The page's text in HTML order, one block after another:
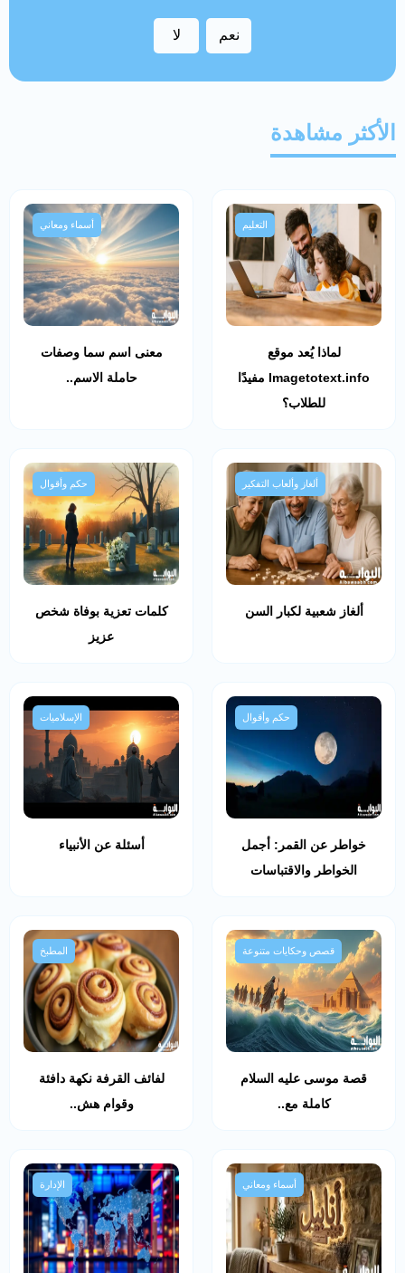
نعم لا
الأكثر مشاهدة
التعليم
لماذا يُعد موقع
Imagetotext.info مفيدًا
للطلاب؟
أسماء ومعاني
معنى اسم سما وصفات
حاملة الاسم..
ألغاز وألعاب التفكير
ألغاز شعبية لكبار السن
حكم وأقوال
كلمات تعزية بوفاة شخص
عزيز
حكم وأقوال
خواطر عن القمر: أجمل
الخواطر والاقتباسات
الإسلاميات
أسئلة عن الأنبياء
قصص وحكايات متنوعة
قصة موسى عليه السلام
كاملة مع..
المطبخ
لفائف القرفة نكهة دافئة
وقوام هش..
أسماء ومعاني الإدارة